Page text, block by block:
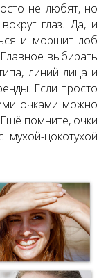
не любят, но
глаз. Да, и
и морщит лоб
выбирать
линий лица и
Если просто
очками можно
помните, очки
цокотухой